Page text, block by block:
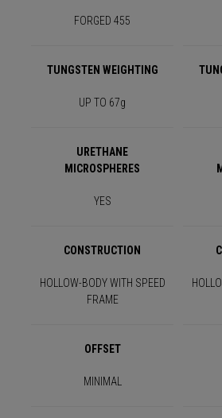
FORGED 455
TUNGSTEN WEIGHTING
UP TO 67g
URETHANE
MICROSPHERES
YES
CONSTRUCTION
HOLLOW-BODY WITH SPEED
FRAME
OFFSET
MINIMAL